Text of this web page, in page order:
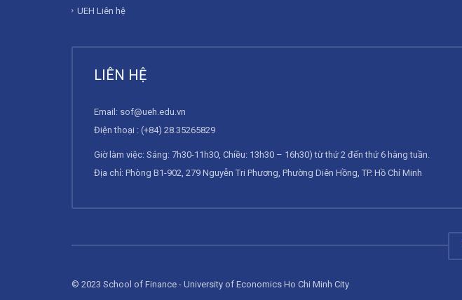
UEH Liên hệ
LIÊN HỆ
Email: sof@ueh.edu.vn
Điện thoại : (+84) 28.35265829
Giờ làm việc: Sáng: 7h30-11h30, Chiều: 13h30 – 16h30) từ thứ 2 đến thứ 6 hàng tuần.
Địa chỉ: Phòng B1-902, 279 Nguyễn Tri Phương, Phường Diên Hồng, TP. Hồ Chí Minh
© 2023 School of Finance - University of Economics Ho Chi Minh City